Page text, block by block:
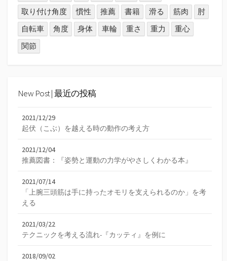
取り付け角度
慣性 推薦 書籍 滑る 筋肉
肘
自転車
角度 身体 車輪 重さ 重力
重心
関節
New Post | 最近の投稿
2021/12/29
起伏（こぶ）を越える時の動作の考え方
2021/12/04
推薦図書：『姿勢と運動の力学がやさしくわかる本』
2021/07/14
「上腕三頭筋は手に持ったオモリを支えられるのか」を考
える
2021/03/22
テクニックを考える流れ-『カッティ』を例に
2018/09/02